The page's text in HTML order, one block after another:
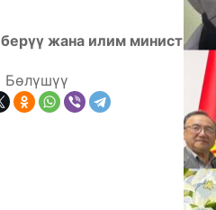
жана илим
Бөлүшүү